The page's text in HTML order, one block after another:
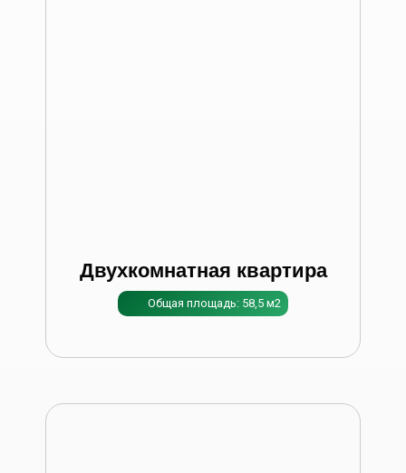
Двухкомнатная квартира
Общая площадь: 58,5 м2